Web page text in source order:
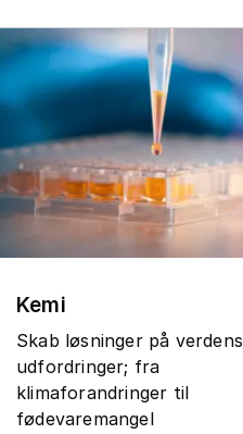
Kemi
Skab løsninger på verdens
udfordringer; fra
klimaforandringer til
fødevaremangel